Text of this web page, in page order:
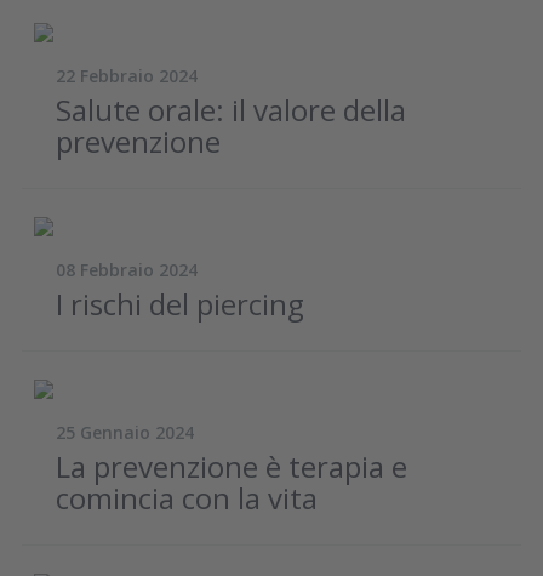
22 Febbraio 2024
Salute orale: il valore della
prevenzione
08 Febbraio 2024
I rischi del piercing
25 Gennaio 2024
La prevenzione è terapia e
comincia con la vita